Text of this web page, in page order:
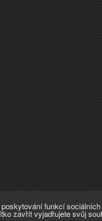
funkcí
zavřít vyjadřujete svůj